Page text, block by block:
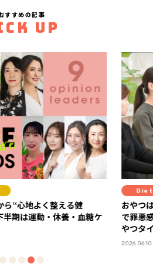
すすめの記事
UP
Diet
つはもうガマンしない！ 「ラカントS
悪感ゼロの甘～い糖質オフスイーツで